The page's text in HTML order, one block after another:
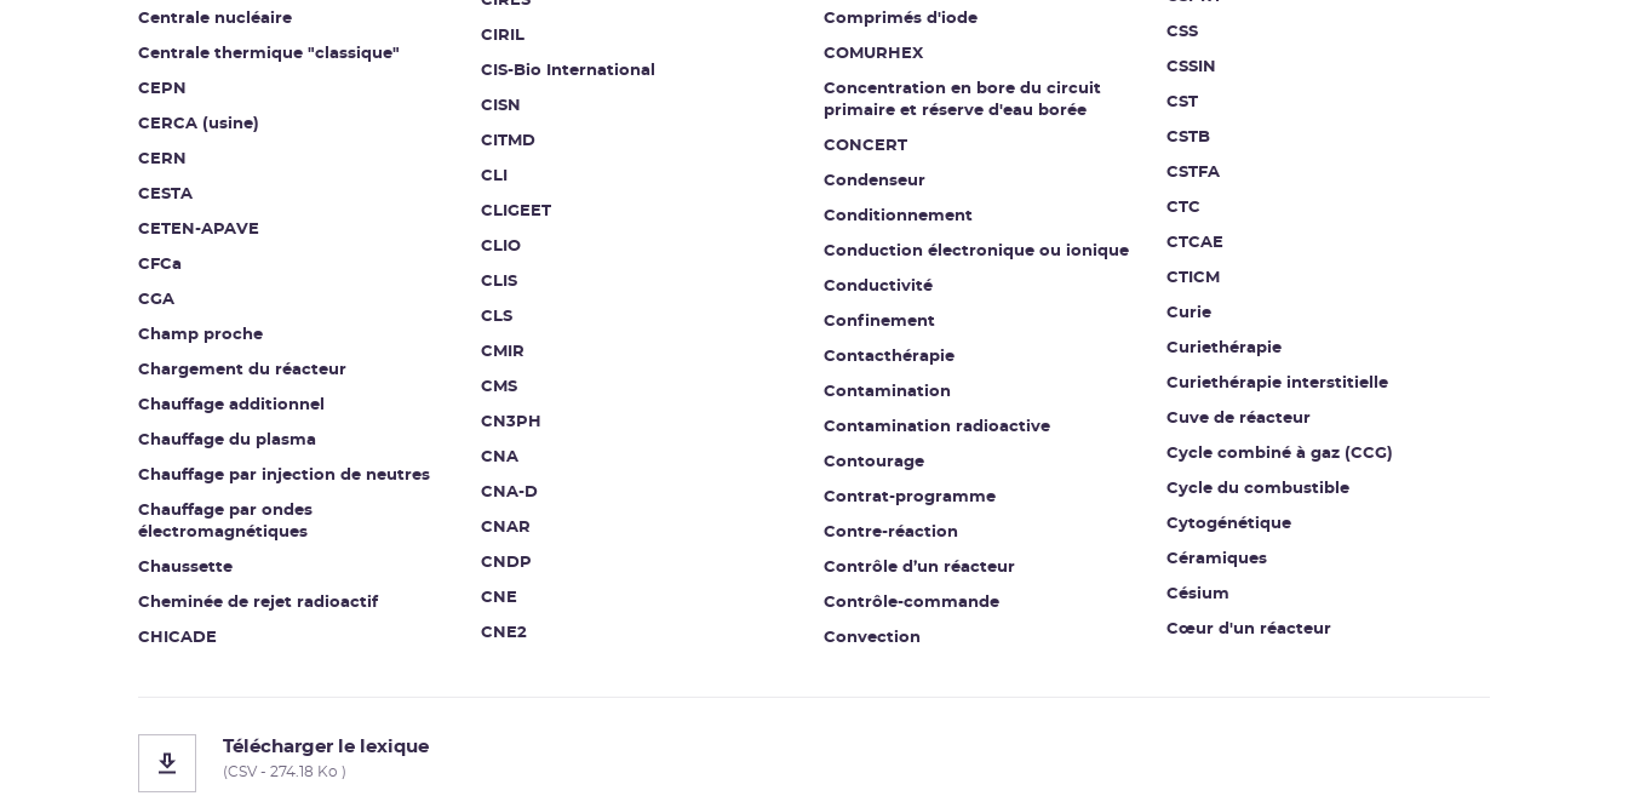
Centrale nucléaire
Centrale thermique "classique"
CEPN
CERCA (usine)
CERN
CESTA
CETEN-APAVE
CFCa
CGA
Champ proche
Chargement du réacteur
Chauffage additionnel
Chauffage du plasma
Chauffage par injection de neutres
Chauffage par ondes
électromagnétiques
Chaussette
Cheminée de rejet radioactif
CHICADE
CIRIL
CIS-Bio International
CISN
CITMD
CLI
CLIGEET
CLIO
CLIS
CLS
CMIR
CMS
CN3PH
CNA
CNA-D
CNAR
CNDP
CNE
CNE2
Comprimés d'iode
COMURHEX
Concentration en bore du circuit
primaire et réserve d'eau borée
CONCERT
Condenseur
Conditionnement
Conduction électronique ou ionique
Conductivité
Confinement
Contacthérapie
Contamination
Contamination radioactive
Contourage
Contrat-programme
Contre-réaction
Contrôle d’un réacteur
Contrôle-commande
Convection
CSS
CSSIN
CST
CSTB
CSTFA
CTC
CTCAE
CTICM
Curie
Curiethérapie
Curiethérapie interstitielle
Cuve de réacteur
Cycle combiné à gaz (CCG)
Cycle du combustible
Cytogénétique
Céramiques
Césium
Cœur d'un réacteur
Télécharger le lexique
(CSV - 274.18 Ko )